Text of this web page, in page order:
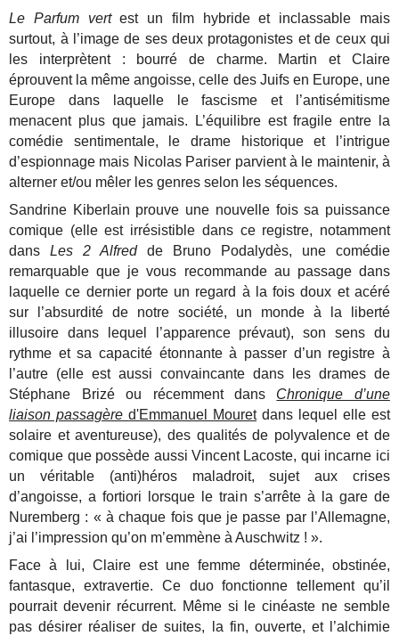
Le Parfum vertest un film hybride et inclassable mais
surtout, à l’image de ses deux protagonistes et de ceux qui
les interprètent : bourré de charme. Martin et Claire
éprouvent la même angoisse, celle des Juifs en Europe, une
Europe dans laquelle le fascisme et l’antisémitisme
menacent plus que jamais. L’équilibre est fragile entre la
comédie sentimentale, le drame historique et l’intrigue
d’espionnage mais Nicolas Pariser parvient à le maintenir, à
alterner et/ou mêler les genres selon les séquences.
Sandrine Kiberlain prouve une nouvelle fois sa puissance
comique (elle est irrésistible dans ce registre, notamment
dansLes 2 Alfredde Bruno Podalydès, une comédie
remarquable que je vous recommande au passage dans
laquelle ce dernier porte un regard à la fois doux et acéré
sur l’absurdité de notre société, un monde à la liberté
illusoire dans lequel l’apparence prévaut), son sens du
rythme et sa capacité étonnante à passer d’un registre à
l’autre (elle est aussi convaincante dans les drames de
Stéphane Brizé ou récemment dans Chronique d’une
liaison passagèred'Emmanuel Mouretdans lequel elle est
solaire et aventureuse), des qualités de polyvalence et de
comique que possède aussi Vincent Lacoste, qui incarne ici
un véritable (anti)héros maladroit, sujet aux crises
d’angoisse, a fortiori lorsque le train s’arrête à la gare de
Nuremberg : « à chaque fois que je passe par l’Allemagne,
j’ai l’impression qu’on m’emmène à Auschwitz ! ».
Face à lui, Claire est une femme déterminée, obstinée,
fantasque, extravertie. Ce duo fonctionne tellement qu’il
pourrait devenir récurrent. Même si le cinéaste ne semble
pas désirer réaliser de suites, la fin, ouverte, et l’alchimie